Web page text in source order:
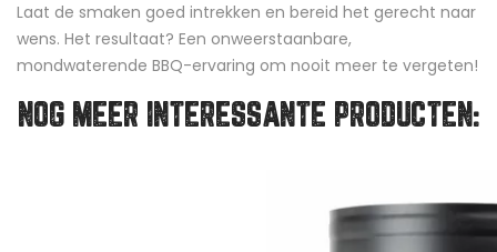
Laat de smaken goed intrekken en bereid het gerecht naar
wens. Het resultaat? Een onweerstaanbare,
mondwaterende BBQ-ervaring om nooit meer te vergeten!
NOG MEER INTERESSANTE PRODUCTEN: